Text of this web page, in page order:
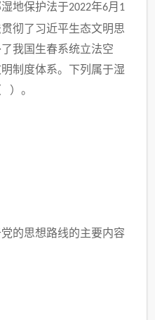
地保护法于2022年6月 1
彻了习近平生态文明思
我国生春系统立法空
制度体系。下列属于湿
）。
的思想路线的主要内容